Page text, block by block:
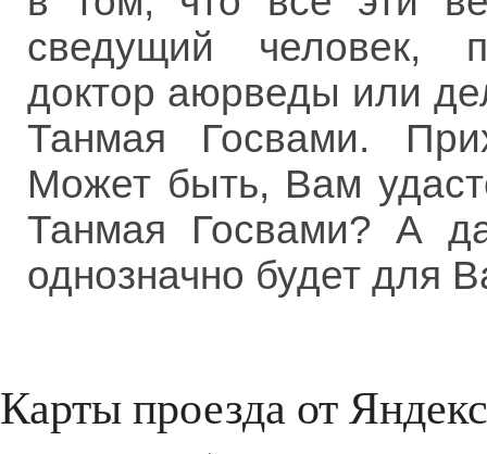
сведущий человек,
доктор аюрведы или
Танмая Госвами.
Может быть, Вам
Танмая Госвами? А
однозначно будет для
Карты проезда от